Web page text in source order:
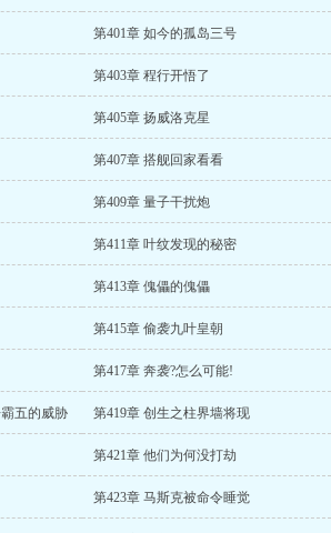
第401章 如今的孤岛三号
第403章 程行开悟了
第405章 扬威洛克星
第407章 搭舰回家看看
第409章 量子干扰炮
第411章 叶纹发现的秘密
第413章 傀儡的傀儡
第415章 偷袭九叶皇朝
第417章 奔袭?怎么可能!
五的威胁 第419章 创生之柱界墙将现
第421章 他们为何没打劫
第423章 马斯克被命令睡觉